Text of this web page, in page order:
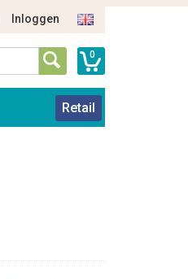
Inloggen
0
Retail